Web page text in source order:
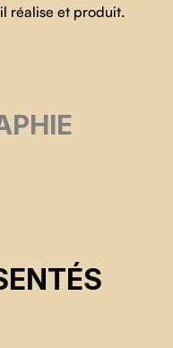
réalise et produit.